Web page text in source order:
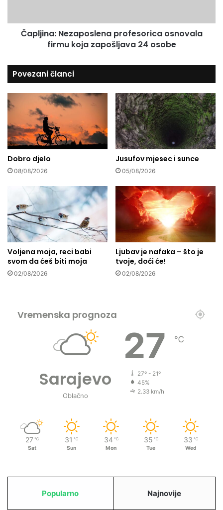
r
v
n
j
a
:
a
o
s
l
n
a
p
r
o
r
i
c
a
o
s
Čapljina: Nezaposlena profesorica osnovala
firmu koja zapošljava 24 osobe
Povezani članci
Dobro djelo
08/08/2026
Jusufov mjesec i sunce
05/08/2026
Voljena moja, reci babi
svom da ćeš biti moja
02/08/2026
Ljubav je nafaka – što je
tvoje, doći će!
02/08/2026
Vremenska prognoza
Sarajevo
Oblačno
27 ℃
27º - 21º
45%
2.33 km/h
27 ℃
Sat
31 ℃
Sun
34 ℃
Mon
35 ℃
Tue
33 ℃
Wed
Popularno Najnovije